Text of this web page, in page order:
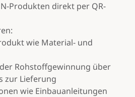
Produkten direkt per QR-
wie Material- und
Rohstoffgewinnung über
zur Lieferung
wie Einbauanleitungen